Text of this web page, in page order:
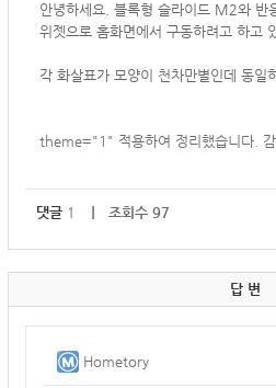
안녕하세요. 블록형 슬라이드 M2와 반
위젯으로 홈화면에서 구동하려고 하고
각 화살표가 모양이 천차만별인데 동일
theme="1" 적용하여 정리했습니다. 감
댓글 1 ｜ 조회수 97
답 변
Hometory